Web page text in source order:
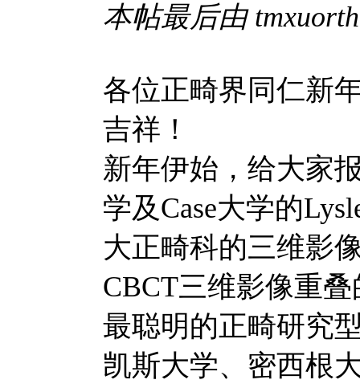
本帖最后由
各位正畸界同仁新
吉祥！
新年伊始，给大家
学及Case大学的
大正畸科的三维影
CBCT三维影像重
最聪明的正畸研究
凯斯大学、密西根